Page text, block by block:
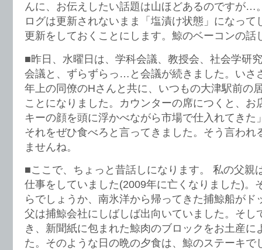
んに、お伝えしたい話題は山ほどあるのですが…
ログは更新されないまま「塩漬け状態」になって
更新をしておくことにします。鯨のベーコンの話
■昨日、水曜日は、学科会議、教授会、社会学研
会議と、ずらずらっ…と会議が続きました。いさ
年上の同僚のHさんと共に、いつもの大津駅前の
ことになりました。カウンターの席につくと、お
キーの顔を頭に浮かべながら市場で仕入れてきた
それをぜひ食べろと言ってきました。そう言われ
ませんね。
■ここで、ちょっと昔話しになります。 私の父親
仕事をしていました(2009年に亡くなりました)。
らでしょうか、南氷洋から帰ってきた捕鯨船がド
父は捕鯨会社にしばしば出向いていました。そし
き、新聞紙に包まれた鯨肉のブロックをお土産に
た。そのような日の晩の夕食は、鯨のステーキで